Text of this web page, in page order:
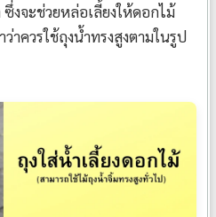
งจะช่วยหล่อเลี้ยงให้ดอกไม้
าควรใช้ถุงน้ำทรงสูงตามในรูป